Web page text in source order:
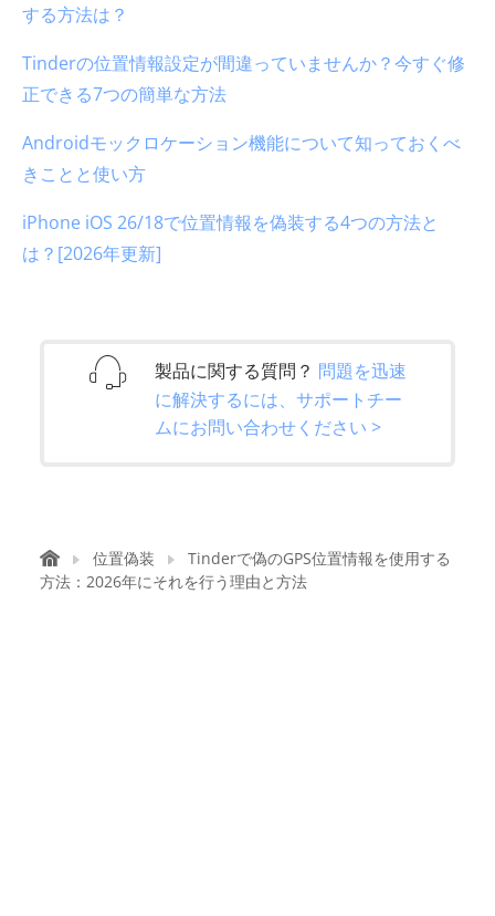
する方法は？
Tinderの位置情報設定が間違っていませんか？今すぐ修
正できる7つの簡単な方法
Androidモックロケーション機能について知っておくべ
きことと使い方
iPhone iOS 26/18で位置情報を偽装する4つの方法と
は？[2026年更新]
製品に関する質問？ 問題を迅速
に解決するには、サポートチー
ムにお問い合わせください >
位置偽装
Tinderで偽のGPS位置情報を使用する
方法：2026年にそれを行う理由と方法